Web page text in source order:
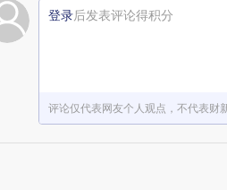
登录后发表评论得积分
评论仅代表网友个人观点，不代表财